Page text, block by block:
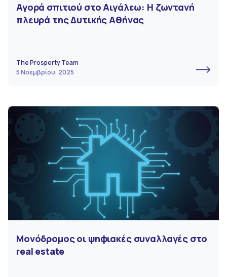
Αγορά σπιτιού στο Αιγάλεω: Η ζωντανή
πλευρά της Δυτικής Αθήνας
The Prosperty Team
5 Νοεμβρίου, 2025
Μονόδρομος οι ψηφιακές συναλλαγές στο
real estate